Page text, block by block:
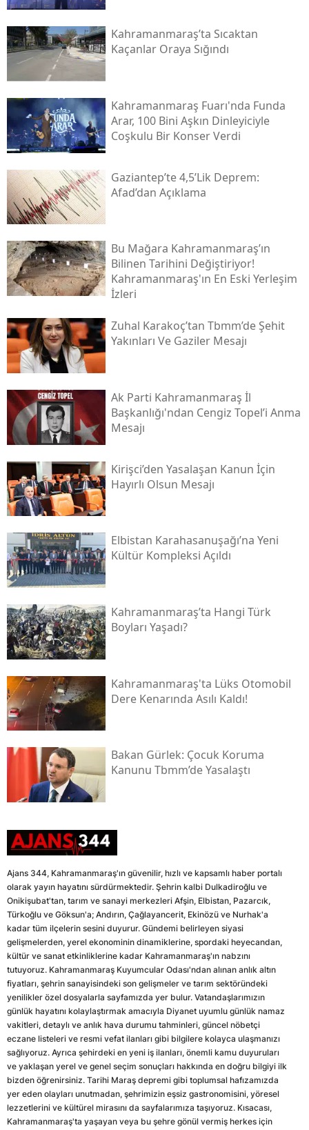
Kahramanmaraş’ta Sıcaktan
Kaçanlar Oraya Sığındı
Kahramanmaraş Fuarı'nda Funda
Arar, 100 Bini Aşkın Dinleyiciyle
Coşkulu Bir Konser Verdi
Gaziantep’te 4,5’lik Deprem:
Afad’dan Açıklama
Bu Mağara Kahramanmaraş’ın
Bilinen Tarihini Değiştiriyor!
Kahramanmaraş'ın En Eski Yerleşim
İzleri
Zuhal Karakoç’tan Tbmm’de Şehit
Yakınları Ve Gaziler Mesajı
Ak Parti Kahramanmaraş İl
Başkanlığı'ndan Cengiz Topel’i Anma
Mesajı
Kirişci’den Yasalaşan Kanun İçin
Hayırlı Olsun Mesajı
Elbistan Karahasanuşağı’na Yeni
Kültür Kompleksi Açıldı
Kahramanmaraş’ta Hangi Türk
Boyları Yaşadı?
Kahramanmaraş'ta Lüks Otomobil
Dere Kenarında Asılı Kaldı!
Bakan Gürlek: Çocuk Koruma
Kanunu Tbmm’de Yasalaştı
Ajans 344, Kahramanmaraş'ın güvenilir, hızlı ve kapsamlı haber portalı
olarak yayın hayatını sürdürmektedir. Şehrin kalbi Dulkadiroğlu ve
Onikişubat'tan, tarım ve sanayi merkezleri Afşin, Elbistan, Pazarcık,
Türkoğlu ve Göksun'a; Andırın, Çağlayancerit, Ekinözü ve Nurhak'a
kadar tüm ilçelerin sesini duyurur. Gündemi belirleyen siyasi
gelişmelerden, yerel ekonominin dinamiklerine, spordaki heyecandan,
kültür ve sanat etkinliklerine kadar Kahramanmaraş'ın nabzını
tutuyoruz. Kahramanmaraş Kuyumcular Odası'ndan alınan anlık altın
fiyatları, şehrin sanayisindeki son gelişmeler ve tarım sektöründeki
yenilikler özel dosyalarla sayfamızda yer bulur. Vatandaşlarımızın
günlük hayatını kolaylaştırmak amacıyla Diyanet uyumlu günlük namaz
vakitleri, detaylı ve anlık hava durumu tahminleri, güncel nöbetçi
eczane listeleri ve resmi vefat ilanları gibi bilgilere kolayca ulaşmanızı
sağlıyoruz. Ayrıca şehirdeki en yeni iş ilanları, önemli kamu duyuruları
ve yaklaşan yerel ve genel seçim sonuçları hakkında en doğru bilgiyi ilk
bizden öğrenirsiniz. Tarihi Maraş depremi gibi toplumsal hafızamızda
yer eden olayları unutmadan, şehrimizin eşsiz gastronomisini, yöresel
lezzetlerini ve kültürel mirasını da sayfalarımıza taşıyoruz. Kısacası,
Kahramanmaraş'ta yaşayan veya bu şehre gönül vermiş herkes için